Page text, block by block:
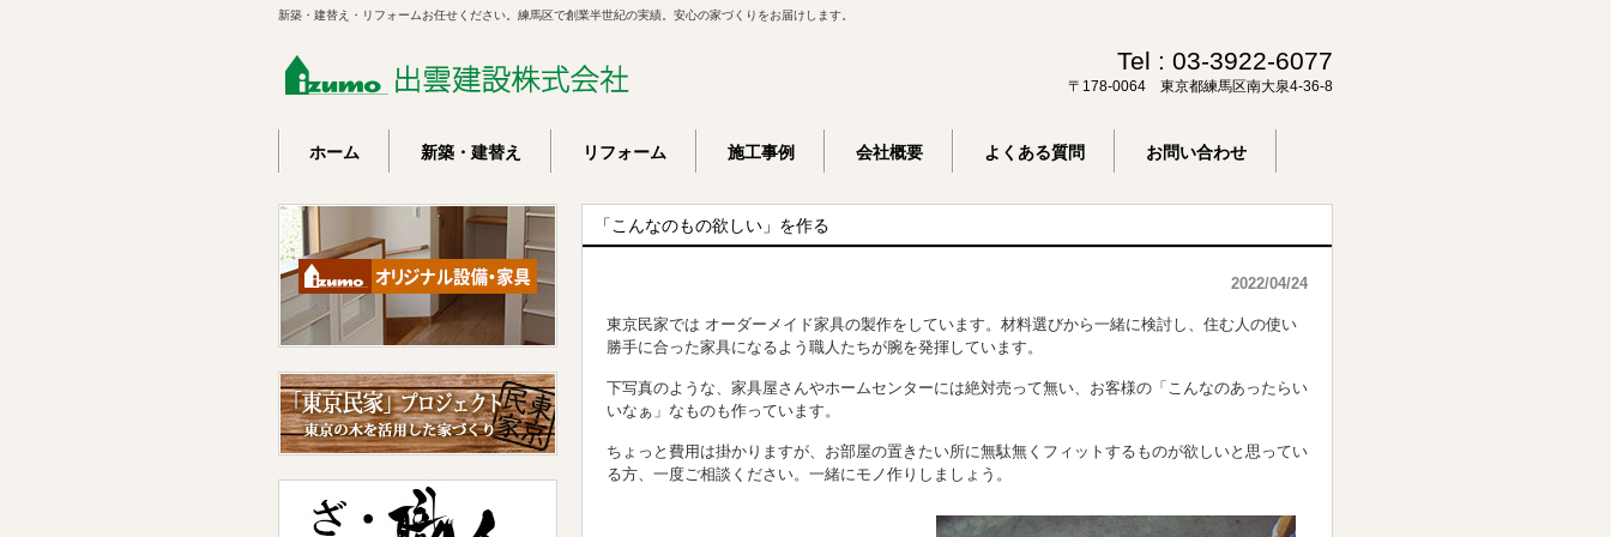
新築・建替え・リフォームお任せください。練馬区で創業半世紀の実績。安心の家づくりをお届けします。
Tel : 03-3922-6077
〒178-0064 東京都練馬区南大泉4-36-8
ホーム 新築・建替え リフォーム 施工事例 会社概要 よくある質問 お問い合わせ
「こんなのもの欲しい」を作る
2022/04/24
東京民家では オーダーメイド家具の製作をしています。材料選びから一緒に検討し、住む人の使い
勝手に合った家具になるよう職人たちが腕を発揮しています。
下写真のような、家具屋さんやホームセンターには絶対売って無い、お客様の「こんなのあったらい
いなぁ」なものも作っています。
ちょっと費用は掛かりますが、お部屋の置きたい所に無駄無くフィットするものが欲しいと思ってい
る方、一度ご相談ください。一緒にモノ作りしましょう。